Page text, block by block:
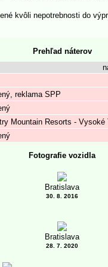
kvôli nepotrebnosti do
Prehľad náterov
reklama SPP
Mountain Resorts -
Fotografie vozidla
Bratislava
30. 8. 2016
Bratislava
28. 7. 2020